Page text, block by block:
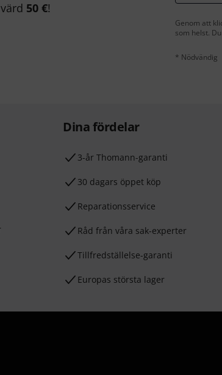
värd 50 €!
Genom att
som helst.
* Nödvändig
Dina fördelar
3-år Thomann-garanti
30 dagars öppet köp
Reparationsservice
Råd från våra sak-experter
Tillfredställelse-garanti
Europas största lager